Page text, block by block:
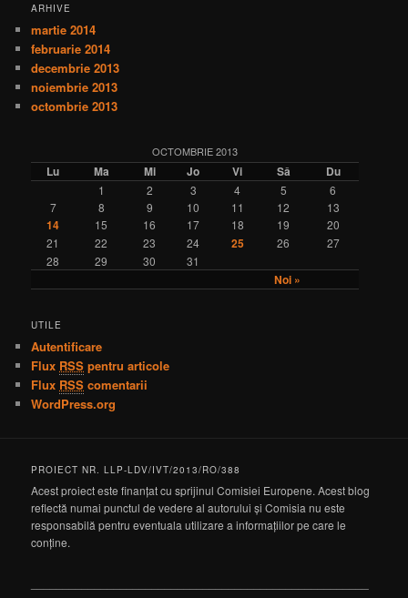
ARHIVE
martie 2014
februarie 2014
decembrie 2013
noiembrie 2013
octombrie 2013
OCTOMBRIE 2013
Lu Ma Mi Jo Vi Sâ Du
Noi »
1 2 3 4 5
6
7
8 9 10 11 12 13
14 15 16 17 18 19
20
21
22 23 24 25 26
27
28
29 30 31
UTILE
Autentificare
Flux RSS pentru articole
Flux RSS comentarii
WordPress.org
PROIECT NR. LLP-LDV/IVT/2013/RO/388
Acest proiect este finanțat cu sprijinul Comisiei Europene. Acest blog
reflectă numai punctul de vedere al autorului și Comisia nu este
responsabilă pentru eventuala utilizare a informațiilor pe care le
conține.